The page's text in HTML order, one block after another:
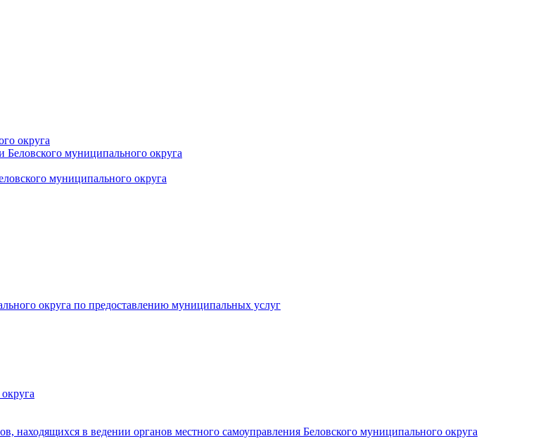
округа
муниципального округа
муниципального округа
округа по предоставлению муниципальных услуг
находящихся в ведении органов местного самоуправления Беловского муниципального округа